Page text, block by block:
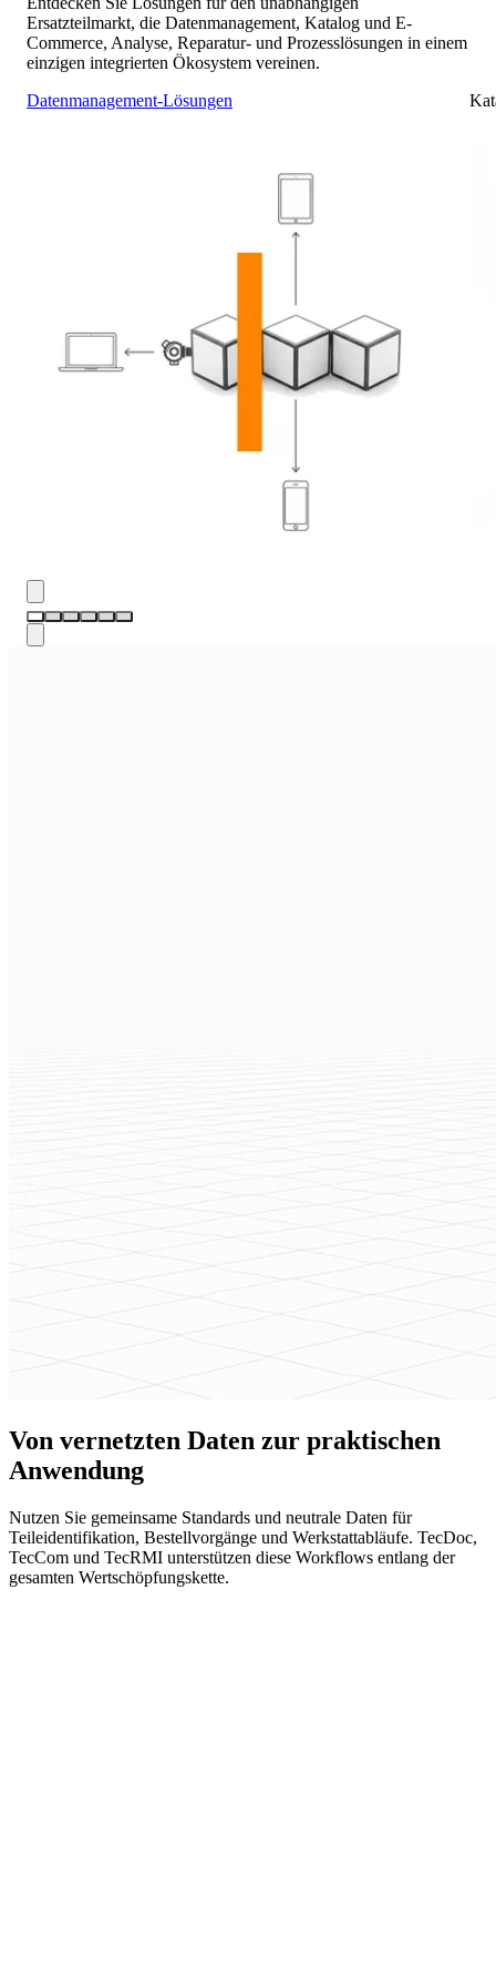
Ersatzteilmarkt, die Datenmanagement, Katalog und E-
Commerce, Analyse, Reparatur- und Prozesslösungen in einem
einzigen integrierten Ökosystem vereinen.
Datenmanagement-Lösungen
Von vernetzten Daten zur praktischen
Anwendung
Nutzen Sie gemeinsame Standards und neutrale Daten für
Teileidentifikation, Bestellvorgänge und Werkstattabläufe. TecDoc,
TecCom und TecRMI unterstützen diese Workflows entlang der
gesamten Wertschöpfungskette.